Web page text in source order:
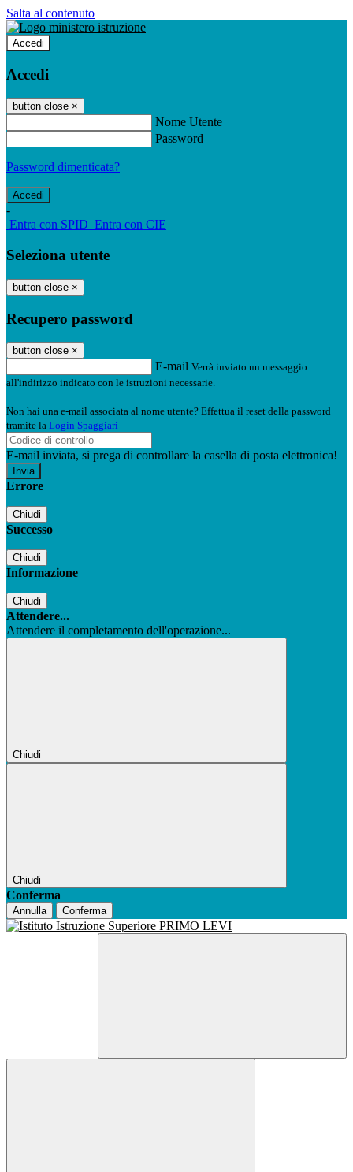
Salta al contenuto
Accedi
Accedi
button close ×
Nome Utente
Password
Password dimenticata?
-
Entra con SPID Entra con CIE
Seleziona utente
button close ×
Recupero password
button close ×
E-mail Verrà inviato un messaggio
all'indirizzo indicato con le istruzioni necessarie.
Non hai una e-mail associata al nome utente? Effettua il reset della password
tramite la Login Spaggiari
E-mail inviata, si prega di controllare la casella di posta elettronica!
Errore
Chiudi
Successo
Chiudi
Informazione
Chiudi
Attendere...
Attendere il completamento dell'operazione...
Chiudi
Chiudi
Conferma
Annulla Conferma